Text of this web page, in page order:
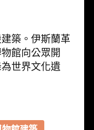
築。伊斯蘭革
館向公眾開
世界文化遺